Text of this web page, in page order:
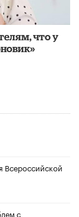
что у
Всероссийской
с